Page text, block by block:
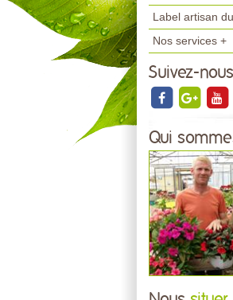
Label artisan
Nos services +
Suivez-
Qui